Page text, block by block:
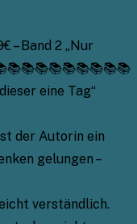
– Band 2 „Nur
eine Tag“
der Autorin ein
gelungen –
verständlich.